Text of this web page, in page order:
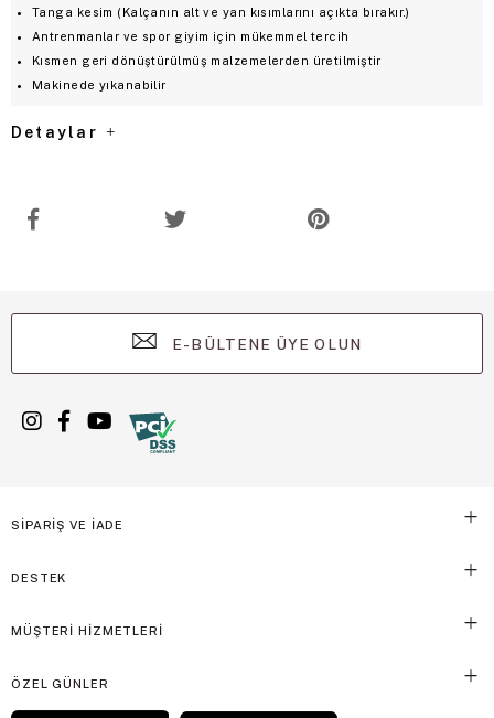
Tanga kesim (Kalçanın alt ve yan kısımlarını açıkta bırakır.)
Antrenmanlar ve spor giyim için mükemmel tercih
Kısmen geri dönüştürülmüş malzemelerden üretilmiştir
Makinede yıkanabilir
Detaylar
E-BÜLTENE ÜYE OLUN
SİPARİŞ VE İADE
DESTEK
MÜŞTERİ HİZMETLERİ
ÖZEL GÜNLER